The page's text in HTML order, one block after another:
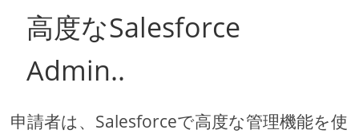
高度なSalesforce
Admin..
申請者は、Salesforceで高度な管理機能を使